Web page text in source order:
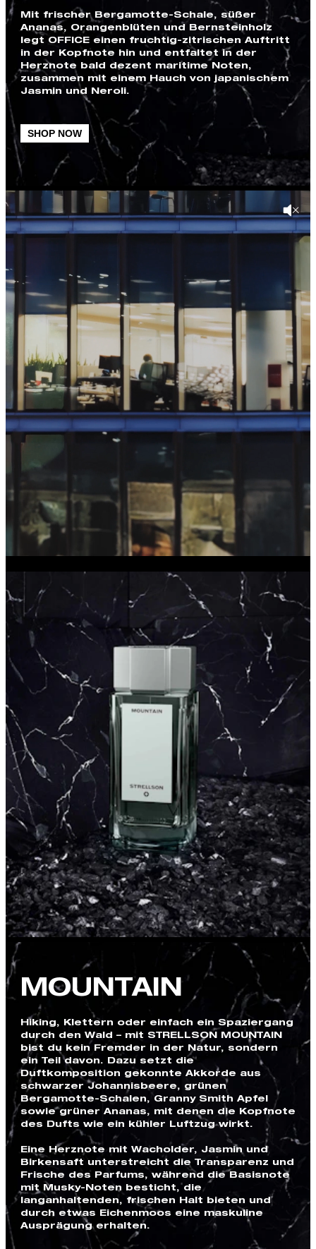
Mit frischer Bergamotte-Schale, süßer
Ananas, Orangenblüten und Bernsteinholz
legt OFFICE einen fruchtig-zitrischen Auftritt
in der Kopfnote hin und entfaltet in der
Herznote bald dezent maritime Noten,
zusammen mit einem Hauch von japanischem
Jasmin und Neroli.
SHOP NOW
MOUNTAIN
Hiking, Klettern oder einfach ein Spaziergang
durch den Wald – mit STRELLSON MOUNTAIN
bist du kein Fremder in der Natur, sondern
ein Teil davon. Dazu setzt die
Duftkomposition gekonnte Akkorde aus
schwarzer Johannisbeere, grünen
Bergamotte-Schalen, Granny Smith Apfel
sowie grüner Ananas, mit denen die Kopfnote
des Dufts wie ein kühler Luftzug wirkt.
Eine Herznote mit Wacholder, Jasmin und
Birkensaft unterstreicht die Transparenz und
Frische des Parfums, während die Basisnote
mit Musky-Noten besticht, die
langanhaltenden, frischen Halt bieten und
durch etwas Eichenmoos eine maskuline
Ausprägung erhalten.